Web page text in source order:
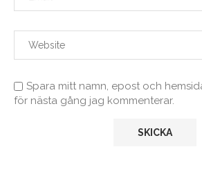
Spara mitt namn, epost och
för nästa gång jag kommenterar.